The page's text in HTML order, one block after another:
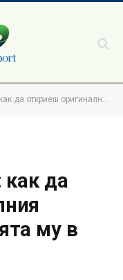
аромат и колекцията му в Lunaro.bg
как да
му в